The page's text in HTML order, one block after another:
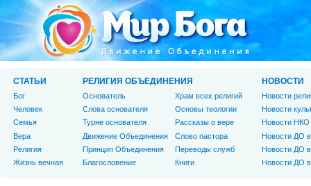
СТАТЬИ
Бог
Человек
Cемья
Вера
Религия
Жизнь вечная
РЕЛИГИЯ ОБЪЕДИНЕНИЯ
Основатель
Слова основателя
Турне основателя
Движение Объединения
Принцип Объединения
Благословение
Храм всех религий
Основы теологии
Рассказы о вере
Слово пастора
Переводы служб
Книги
НОВОСТИ
Новости
Новости
Новости НКО
Новости ДО
Новости ДО
Новости ДО